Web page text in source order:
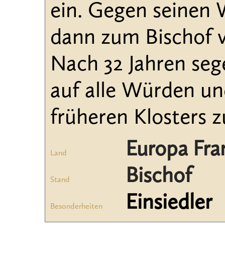
ein. Gegen seinen
dann zum Bischof
Nach 32 Jahren
auf alle Würden
früheren Klosters
Land Europa
Stand Bischof
Besonderheiten Einsiedler